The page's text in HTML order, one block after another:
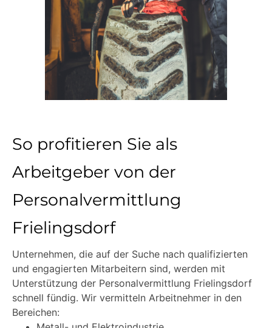
So profitieren Sie als
Arbeitgeber von der
Personalvermittlung
Frielingsdorf
Unternehmen, die auf der Suche nach qualifizierten
und engagierten Mitarbeitern sind, werden mit
Unterstützung der Personalvermittlung Frielingsdorf
schnell fündig. Wir vermitteln Arbeitnehmer in den
Bereichen: